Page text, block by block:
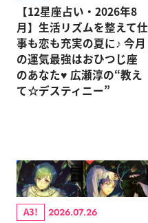
【12星座占い・2026年8
月】生活リズムを整えて仕
事も恋も充実の夏に♪ 今月
の運気最強はおひつじ座
のあなた♥ 広瀬淳の“教え
て☆デスティニー”
A3! 2026.07.26